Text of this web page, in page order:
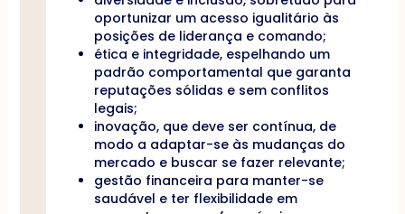
oportunizar um acesso igualitário às
posições de liderança e comando;
ética e integridade, espelhando um
padrão comportamental que garanta
reputações sólidas e sem conflitos
legais;
inovação, que deve ser contínua, de
modo a adaptar-se às mudanças do
mercado e buscar se fazer relevante;
gestão financeira para manter-se
saudável e ter flexibilidade em